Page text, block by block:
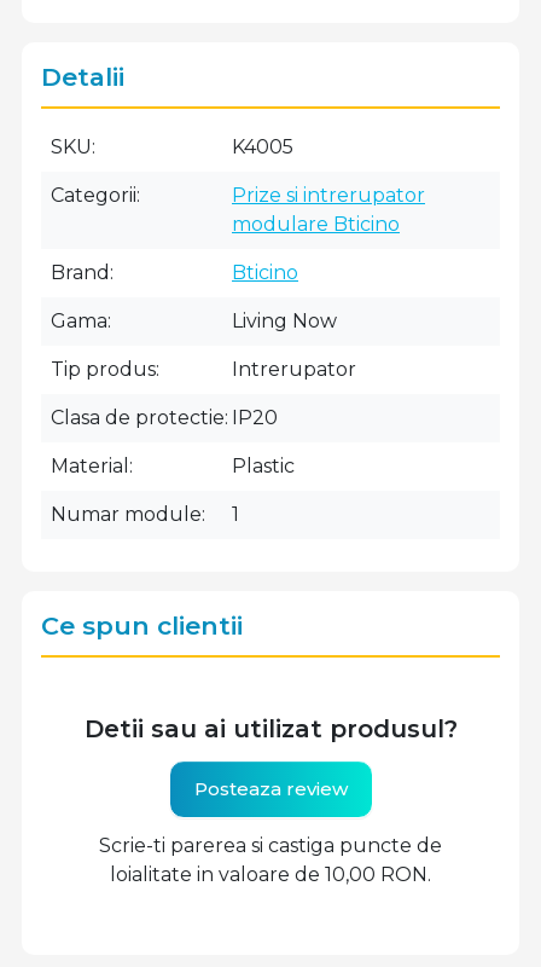
Detalii
SKU K4005
Categorii
Prize si intrerupator
modulare Bticino
Brand Bticino
Gama Living Now
Tip produs Intrerupator
Clasa de protectie IP20
Material Plastic
Numar module 1
Ce spun clientii
Detii sau ai utilizat produsul?
Posteaza review
Scrie-ti parerea si castiga puncte de
loialitate in valoare de 10,00 RON.